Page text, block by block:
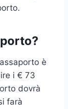
è
i € 73
dovrà
farà